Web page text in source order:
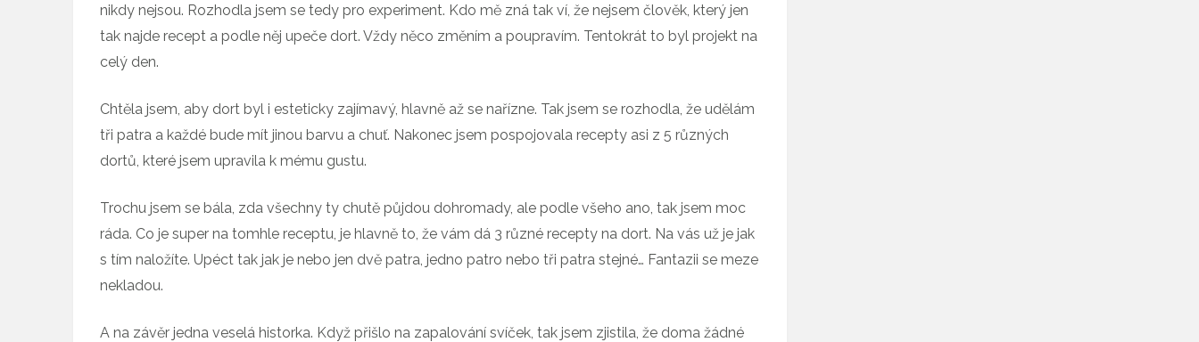
nikdy nejsou. Rozhodla jsem se tedy pro experiment. Kdo mě zná tak ví, že nejsem člověk, který jen
tak najde recept a podle něj upeče dort. Vždy něco změním a poupravím. Tentokrát to byl projekt na
celý den.
Chtěla jsem, aby dort byl i esteticky zajímavý, hlavně až se nařízne. Tak jsem se rozhodla, že udělám
tři patra a každé bude mít jinou barvu a chuť. Nakonec jsem pospojovala recepty asi z 5 různých
dortů, které jsem upravila k mému gustu.
Trochu jsem se bála, zda všechny ty chutě půjdou dohromady, ale podle všeho ano, tak jsem moc
ráda. Co je super na tomhle receptu, je hlavně to, že vám dá 3 různé recepty na dort. Na vás už je jak
s tím naložíte. Upéct tak jak je nebo jen dvě patra, jedno patro nebo tři patra stejné… Fantazii se meze
nekladou.
A na závěr jedna veselá historka. Když přišlo na zapalování svíček, tak jsem zjistila, že doma žádné